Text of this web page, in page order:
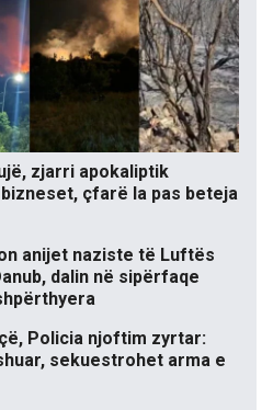
zjarri apokaliptik
çfarë la pas beteja
anijet naziste të Luftës
dalin në sipërfaqe
Policia njoftim zyrtar:
sekuestrohet arma e